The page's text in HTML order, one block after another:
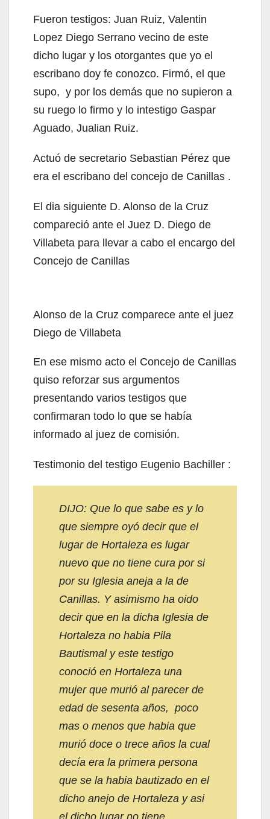
Fueron testigos: Juan Ruiz, Valentin
Lopez Diego Serrano vecino de este
dicho lugar y los otorgantes que yo el
escribano doy fe conozco. Firmó, el que
supo, y por los demás que no supieron a
su ruego lo firmo y lo intestigo Gaspar
Aguado, Jualian Ruiz.
Actuó de secretario Sebastian Pérez que
era el escribano del concejo de Canillas .
El dia siguiente D. Alonso de la Cruz
compareció ante el Juez D. Diego de
Villabeta para llevar a cabo el encargo del
Concejo de Canillas
Alonso de la Cruz comparece ante el juez
Diego de Villabeta
En ese mismo acto el Concejo de Canillas
quiso reforzar sus argumentos
presentando varios testigos que
confirmaran todo lo que se había
informado al juez de comisión.
Testimonio del testigo Eugenio Bachiller :
DIJO: Que lo que sabe es y lo
que siempre oyó decir que el
lugar de Hortaleza es lugar
nuevo que no tiene cura por si
por su Iglesia aneja a la de
Canillas. Y asimismo ha oido
decir que en la dicha Iglesia de
Hortaleza no habia Pila
Bautismal y este testigo
conoció en Hortaleza una
mujer que murió al parecer de
edad de sesenta años, poco
mas o menos que habia que
murió doce o trece años la cual
decía era la primera persona
que se la habia bautizado en el
dicho anejo de Hortaleza y asi
el dicho lugar no tiene